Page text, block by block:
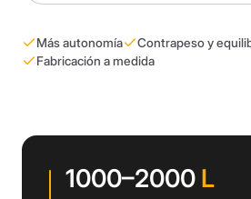
Más autonomía
Contrapeso y
Fabricación a medida
1000–2000 L